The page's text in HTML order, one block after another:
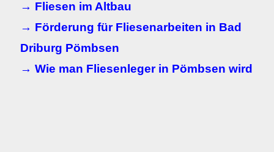
→ Fliesen im Altbau
→ Förderung für Fliesenarbeiten in Bad
Driburg Pömbsen
→ Wie man Fliesenleger in Pömbsen wird